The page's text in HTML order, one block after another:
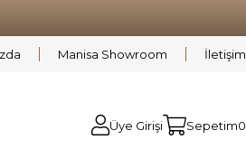
Manisa Showroom İletişim
Üye Girişi Sepetim0